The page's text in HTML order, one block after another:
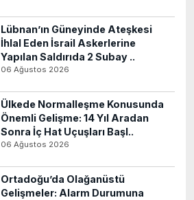
Lübnan’ın Güneyinde Ateşkesi
İhlal Eden İsrail Askerlerine
Yapılan Saldırıda 2 Subay ..
06 Ağustos 2026
Ülkede Normalleşme Konusunda
Önemli Gelişme: 14 Yıl Aradan
Sonra İç Hat Uçuşları Başl..
06 Ağustos 2026
Ortadoğu’da Olağanüstü
Gelişmeler: Alarm Durumuna